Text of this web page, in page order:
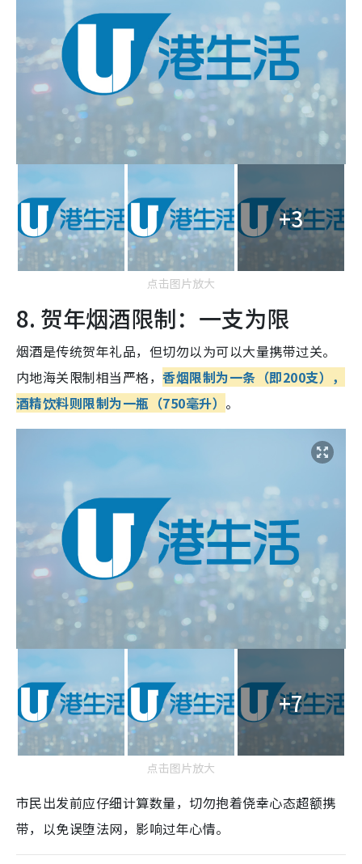
+3
点击图片放大
8. 贺年烟酒限制：一支为限
烟酒是传统贺年礼品，但切勿以为可以大量携带过关。
内地海关限制相当严格，香烟限制为一条（即200支），
酒精饮料则限制为一瓶（750毫升） 。
+7
点击图片放大
市民出发前应仔细计算数量，切勿抱着侥幸心态超额携
带，以免误堕法网，影响过年心情。